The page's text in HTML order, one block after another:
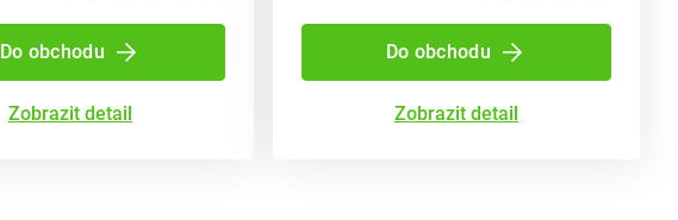
Do obchodu
Zobrazit detail
Do obchodu
Zobrazit detail